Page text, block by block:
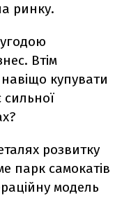
ринку.
Втім
купувати
сильної
розвитку
парк самокатів
модель